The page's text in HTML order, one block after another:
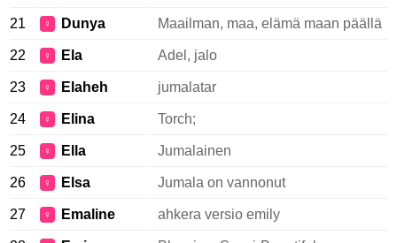
21 ♀ Dunya Maailman, maa, elämä maan päällä
22 ♀ Ela Adel, jalo
23 ♀ Elaheh jumalatar
24 ♀ Elina Torch;
25 ♀ Ella Jumalainen
26 ♀ Elsa Jumala on vannonut
27 ♀ Emaline ahkera versio emily